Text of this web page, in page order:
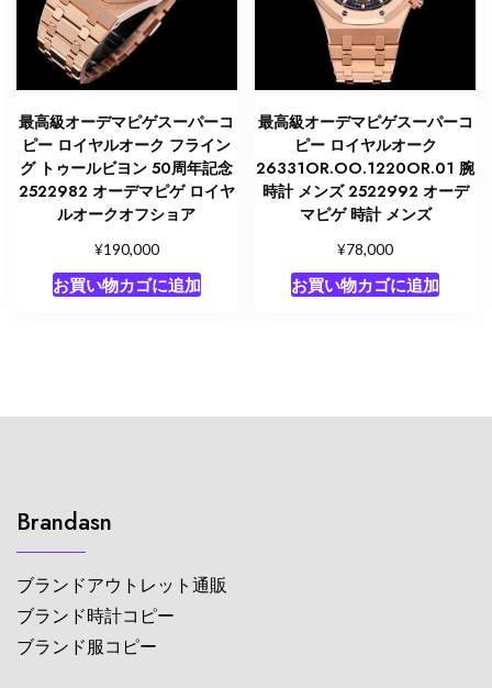
最高級オーデマピゲスーパーコ
ピー ロイヤルオーク フライン
グ トゥールビヨン 50周年記念
2522982 オーデマピゲ ロイヤ
ルオークオフショア
¥190,000
お買い物カゴに追加
最高級オーデマピゲスーパーコ
ピー ロイヤルオーク
26331OR.OO.1220OR.01 腕
時計 メンズ 2522992 オーデ
マピゲ 時計 メンズ
¥78,000
お買い物カゴに追加
Brandasn
ブランドアウトレット通販
ブランド時計コピー
ブランド服コピー